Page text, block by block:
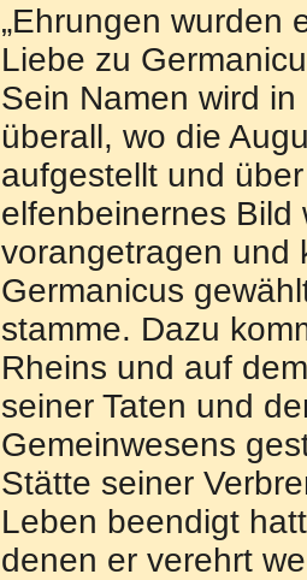
„Ehrungen wurden
Liebe zu
Sein Namen wird
überall, wo die
aufgestellt und
elfenbeinernes Bild
vorangetragen und
Germanicus
stamme. Dazu
Rheins und auf
seiner Taten und
Gemeinwesens
Stätte seiner
Leben beendigt
denen er verehrt